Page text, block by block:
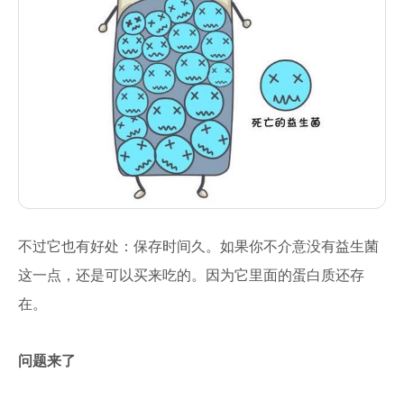
不过它也有好处：保存时间久。如果你不介意没有益生菌
这一点，还是可以买来吃的。因为它里面的蛋白质还存
在。
问题来了